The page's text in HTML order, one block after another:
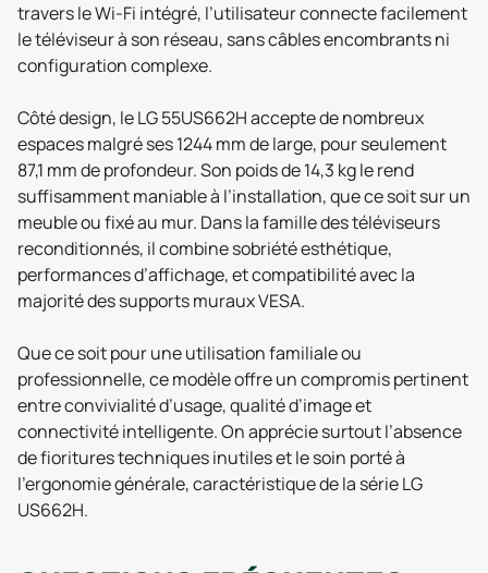
travers le Wi-Fi intégré, l’utilisateur connecte facilement
le téléviseur à son réseau, sans câbles encombrants ni
configuration complexe.
Côté design, le LG 55US662H accepte de nombreux
espaces malgré ses 1244 mm de large, pour seulement
87,1 mm de profondeur. Son poids de 14,3 kg le rend
suffisamment maniable à l’installation, que ce soit sur un
meuble ou fixé au mur. Dans la famille des téléviseurs
reconditionnés, il combine sobriété esthétique,
performances d’affichage, et compatibilité avec la
majorité des supports muraux VESA.
Que ce soit pour une utilisation familiale ou
professionnelle, ce modèle offre un compromis pertinent
entre convivialité d’usage, qualité d’image et
connectivité intelligente. On apprécie surtout l’absence
de fioritures techniques inutiles et le soin porté à
l’ergonomie générale, caractéristique de la série LG
US662H.